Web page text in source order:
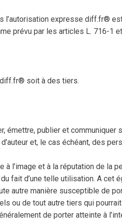
l’autorisation expresse diff.fr®
prévu par les articles L. 716-1
soit à des tiers.
émettre, publier et
et, le cas échéant, des
l’image et à la réputation de la
fait d’une telle utilisation. A cet
autre manière susceptible de
ou de tout autre tiers qui
de porter atteinte à